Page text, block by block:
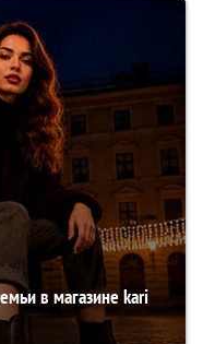
в магазине kari